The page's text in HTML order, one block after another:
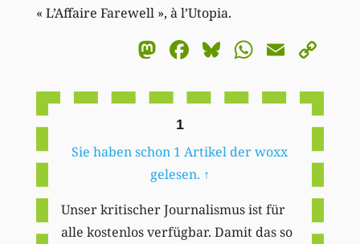
« L’Affaire Farewell », à l’Utopia.
Mastodon
Facebook
BlueskyEmail
1
Sie haben schon 1 Artikel der woxx
gelesen. ↑
Unser kritischer Journalismus ist für
alle kostenlos verfügbar. Damit das so